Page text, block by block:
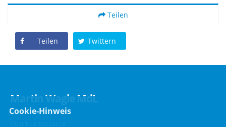
Teilen
Teilen Twittern
Martin Wagle MdL
Cookie-Hinweis